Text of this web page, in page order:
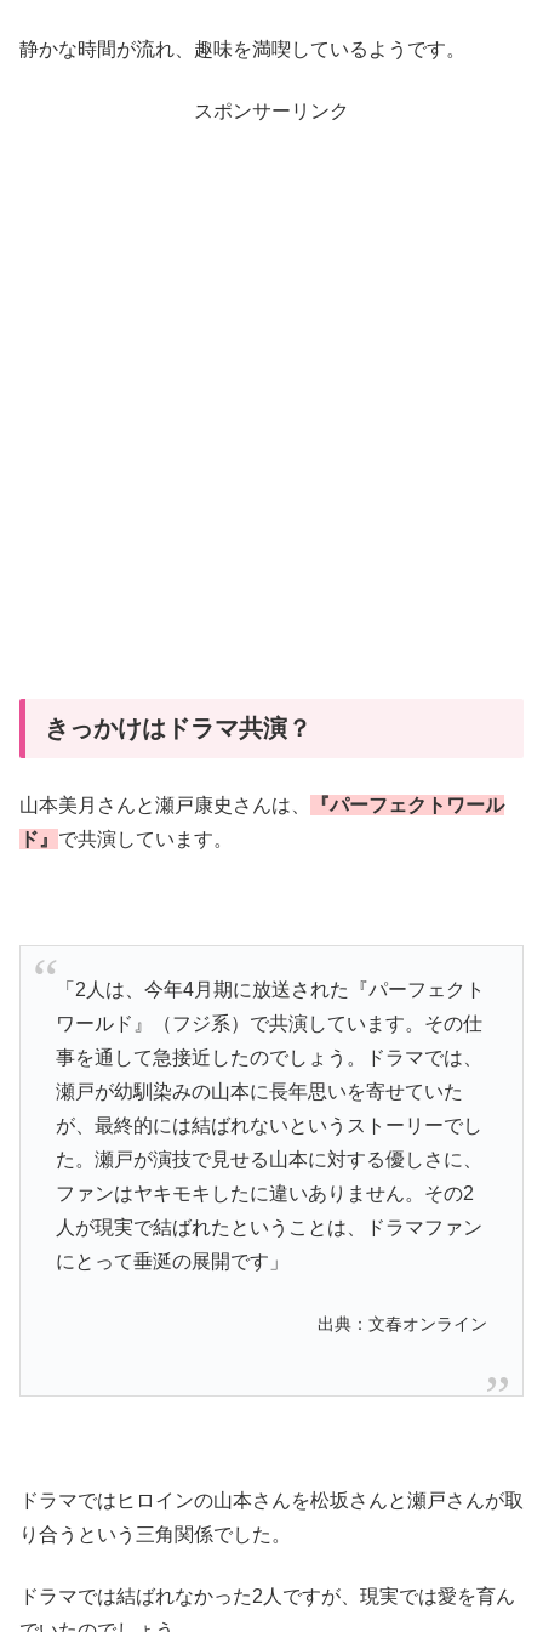
静かな時間が流れ、趣味を満喫しているようです。
スポンサーリンク
きっかけはドラマ共演？
山本美月さんと瀬戸康史さんは、
『パーフェクトワール
ド』 で共演しています。
「2人は、今年4月期に放送された『パーフェクト
ワールド』（フジ系）で共演しています。その仕
事を通して急接近したのでしょう。ドラマでは、
瀬戸が幼馴染みの山本に長年思いを寄せていた
が、最終的には結ばれないというストーリーでし
た。瀬戸が演技で見せる山本に対する優しさに、
ファンはヤキモキしたに違いありません。その2
人が現実で結ばれたということは、ドラマファン
にとって垂涎の展開です」
出典：文春オンライン
ドラマではヒロインの山本さんを松坂さんと瀬戸さんが取
り合うという三角関係でした。
ドラマでは結ばれなかった2人ですが、現実では愛を育ん